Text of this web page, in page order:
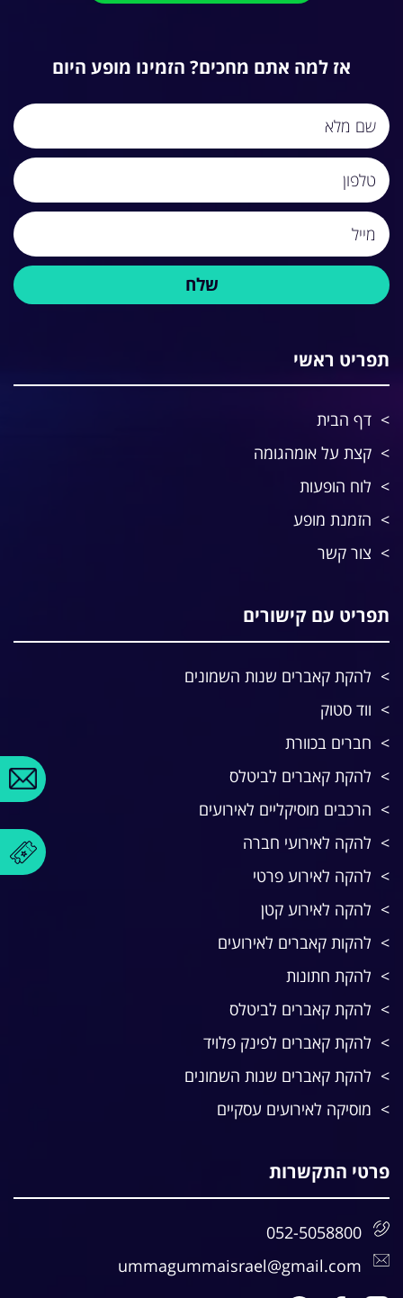
אז למה אתם מחכים? הזמינו מופע היום
תפריט ראשי
דף הבית
קצת על אומהגומה
לוח הופעות
הזמנת מופע
צור קשר
תפריט עם קישורים
להקת קאברים שנות השמונים
ווד סטוק
חברים בכוורת
להקת קאברים לביטלס
הרכבים מוסיקליים לאירועים
להקה לאירועי חברה
להקה לאירוע פרטי
להקה לאירוע קטן
להקות קאברים לאירועים
להקת חתונות
להקת קאברים לביטלס
להקת קאברים לפינק פלויד
להקת קאברים שנות השמונים
מוסיקה לאירועים עסקיים
פרטי התקשרות
052-5058800
ummagummaisrael@gmail.com